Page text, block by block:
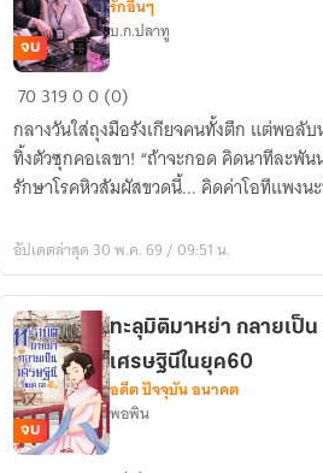
ใบสั่ง
คือ
เลขา
หน้า
(The
CEO's
Prescription)
จบ
รักอื่นๆ
บ.ก.ปลาทู
7031900 (0)
กลางวันใส่ถุงมือรังเกียจคนทั้งตึก แต่พอลั
ทิ้งตัวซุกคอเลขา! “ถ้าจะกอด คิดนาทีละพัน
รักษาโรคหิวสัมผัสขวดนี้... คิดค่าโอทีแพงน
อัปเดตล่าสุด 30 พ.ค. 69 / 09:51 น.
จบ
ทะลุมิติมาหย่า กลายเป็น
เศรษฐินีในยุค60
อดีต ปัจจุบัน อนาคต
พอพิน